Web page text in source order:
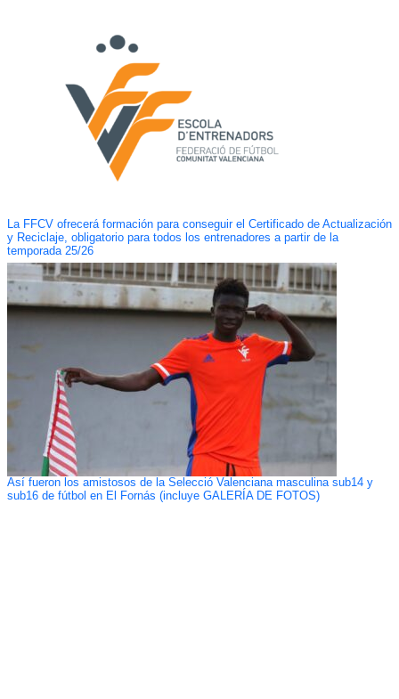
La FFCV ofrecerá formación para conseguir el Certificado de Actualización
y Reciclaje, obligatorio para todos los entrenadores a partir de la
temporada 25/26
Así fueron los amistosos de la Selecció Valenciana masculina sub14 y
sub16 de fútbol en El Fornás (incluye GALERÍA DE FOTOS)